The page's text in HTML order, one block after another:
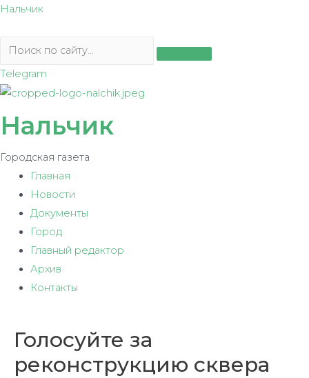
Перейти
содержимому
Нальчик
Telegram
Нальчик
Городская газета
Главная
Новости
Документы
Город
Главный редактор
Архив
Контакты
Голосуйте за
реконструкцию сквера